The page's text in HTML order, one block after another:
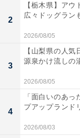
ら、学校行事と
か、各学年部会か
す。
例えば、ある学年
る場合、その情
ます。子どもの
み時間に見かけた
2
【栃木県】ア
広々ドッグラン
2026/08/05
3
【山梨県の人
源泉かけ流しの
2026/08/05
4
「面白いのあ
プアップランド
2026/08/03